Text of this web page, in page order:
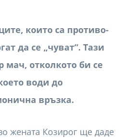
които са противо-
да се „чуват“. Тази
мач, отколкото би се
води до
връзка.
жената Козирог ще даде